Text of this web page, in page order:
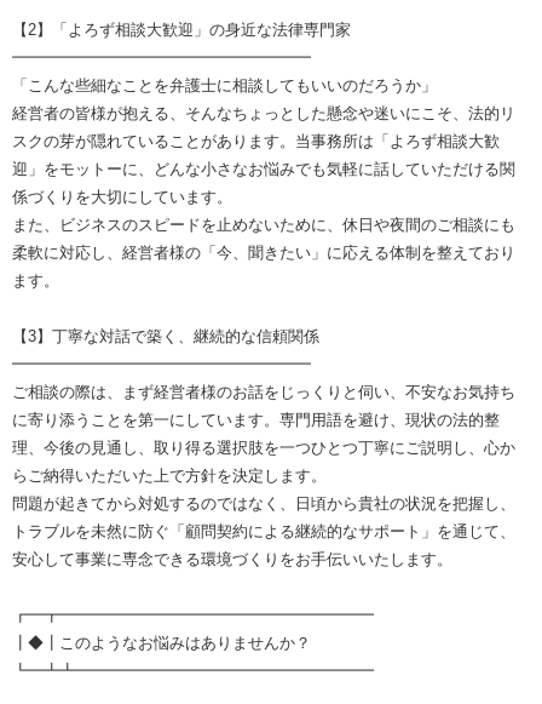
【2】「よろず相談大歓迎」の身近な法律専門家
━━━━━━━━━━━━━━━━━━━
「こんな些細なことを弁護士に相談してもいいのだろうか」
経営者の皆様が抱える、そんなちょっとした懸念や迷いにこそ、法的リ
スクの芽が隠れていることがあります。当事務所は「よろず相談大歓
迎」をモットーに、どんな小さなお悩みでも気軽に話していただける関
係づくりを大切にしています。
また、ビジネスのスピードを止めないために、休日や夜間のご相談にも
柔軟に対応し、経営者様の「今、聞きたい」に応える体制を整えており
ます。
【3】丁寧な対話で築く、継続的な信頼関係
━━━━━━━━━━━━━━━━━━━
ご相談の際は、まず経営者様のお話をじっくりと伺い、不安なお気持ち
に寄り添うことを第一にしています。専門用語を避け、現状の法的整
理、今後の見通し、取り得る選択肢を一つひとつ丁寧にご説明し、心か
らご納得いただいた上で方針を決定します。
問題が起きてから対処するのではなく、日頃から貴社の状況を把握し、
トラブルを未然に防ぐ「顧問契約による継続的なサポート」を通じて、
安心して事業に専念できる環境づくりをお手伝いいたします。
┏━┳━━━━━━━━━━━━━━━━━━━━
┃◆┃このようなお悩みはありませんか？
┗━┻┻━━━━━━━━━━━━━━━━━━━